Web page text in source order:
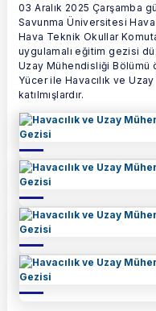
03 Aralık 2025 Çarşamba
Savunma Üniversitesi
Hava Teknik Okullar
uygulamalı eğitim gezisi
Uzay Mühendisliği Bölümü
Yücer ile Havacılık ve
katılmışlardır.